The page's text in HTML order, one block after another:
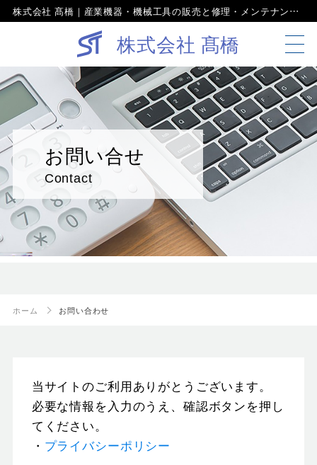
株式会社 髙橋｜産業機器・機械工具の販売と修理・メンテナンス。京都で創業100年の確かな信頼と実績
株式会社 髙橋
お問い合せ
Contact
ホーム お問い合わせ
当サイトのご利用ありがとうございます。
必要な情報を入力のうえ、確認ボタンを押し
てください。
・ プライバシーポリシー